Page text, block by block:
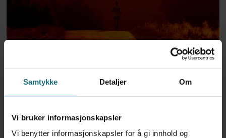
Samtykke Detaljer Om
Vi bruker informasjonskapsler
Vi benytter informasjonskapsler for å gi innhold og
Tusenvis har dødd av varme i
Europa – MDG etterlyser
norsk dødsstatistikk